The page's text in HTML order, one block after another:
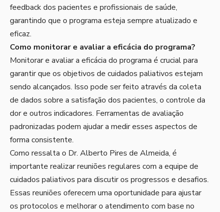
feedback dos pacientes e profissionais de saúde,
garantindo que o programa esteja sempre atualizado e
eficaz.
Como monitorar e avaliar a eficácia do programa?
Monitorar e avaliar a eficácia do programa é crucial para
garantir que os objetivos de cuidados paliativos estejam
sendo alcançados. Isso pode ser feito através da coleta
de dados sobre a satisfação dos pacientes, o controle da
dor e outros indicadores. Ferramentas de avaliação
padronizadas podem ajudar a medir esses aspectos de
forma consistente.
Como ressalta o Dr. Alberto Pires de Almeida, é
importante realizar reuniões regulares com a equipe de
cuidados paliativos para discutir os progressos e desafios.
Essas reuniões oferecem uma oportunidade para ajustar
os protocolos e melhorar o atendimento com base no